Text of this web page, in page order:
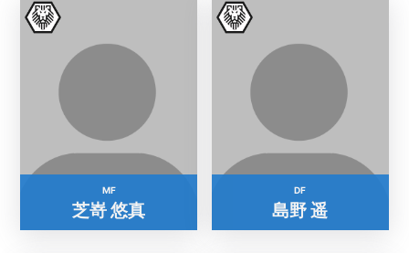
MF
芝嵜 悠真
DF
島野 遥